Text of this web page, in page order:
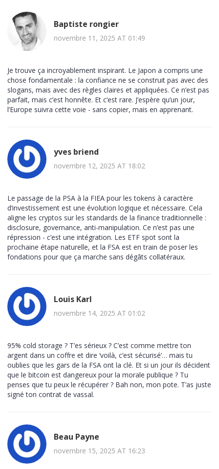
Baptiste rongier
novembre 11, 2025 AT 01:49
Je trouve ça incroyablement inspirant. Le Japon a compris une
chose fondamentale : la confiance ne se construit pas avec des
slogans, mais avec des règles claires et appliquées. Ce n’est pas
parfait, mais c’est honnête. Et c’est rare. J’espère qu’un jour,
l’Europe suivra cette voie - sans copier, mais en apprenant.
yves briend
novembre 12, 2025 AT 18:02
Le passage de la PSA à la FIEA pour les tokens à caractère
d’investissement est une évolution logique et nécessaire. Cela
aligne les cryptos sur les standards de la finance traditionnelle :
disclosure, governance, anti-manipulation. Ce n’est pas une
répression - c’est une intégration. Les ETF spot sont la
prochaine étape naturelle, et la FSA est en train de poser les
fondations pour que ça marche sans dégâts collatéraux.
Louis Karl
novembre 14, 2025 AT 01:02
95% cold storage ? T’es sérieux ? C’est comme mettre ton
argent dans un coffre et dire ‘voilà, c’est sécurisé’… mais tu
oublies que les gars de la FSA ont la clé. Et si un jour ils décident
que le bitcoin est dangereux pour la morale publique ? Tu
penses que tu peux le récupérer ? Bah non, mon pote. T’as juste
signé ton contrat de vassal.
Beau Payne
novembre 15, 2025 AT 16:23